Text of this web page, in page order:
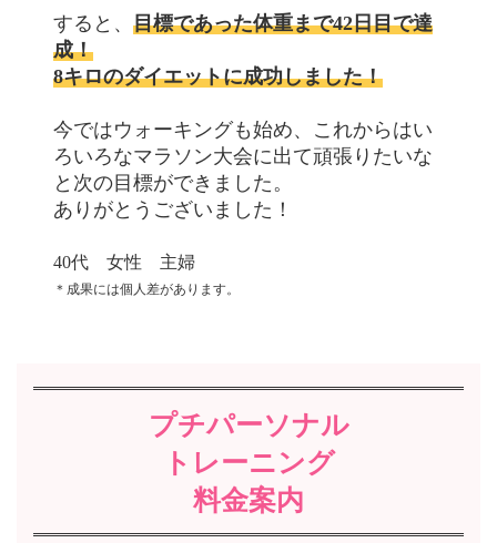
すると、目標であった体重まで42日目で達
成！
8キロのダイエットに成功しました！
今ではウォーキングも始め、これからはい
ろいろなマラソン大会に出て頑張りたいな
と次の目標ができました。
ありがとうございました！
40代 女性 主婦
＊成果には個人差があります。
プチパーソナル
トレーニング
料金案内